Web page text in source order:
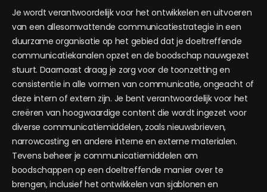
Je wordt verantwoordelijk voor het ontwikkelen en uitvoeren
van een allesomvattende communicatiestrategie in een
duurzame organisatie op het gebied dat je doeltreffende
communicatiekanalen opzet en de boodschap nauwgezet
stuurt. Daarnaast draag je zorg voor de toonzetting en
consistentie in alle vormen van communicatie, ongeacht of
deze intern of extern zijn. Je bent verantwoordelijk voor het
creëren van hoogwaardige content die wordt ingezet voor
diverse communicatiemiddelen, zoals nieuwsbrieven,
narrowcasting en andere interne en externe materialen.
Tevens beheer je communicatiemiddelen om
boodschappen op een doeltreffende manier over te
brengen, inclusief het ontwikkelen van sjablonen en